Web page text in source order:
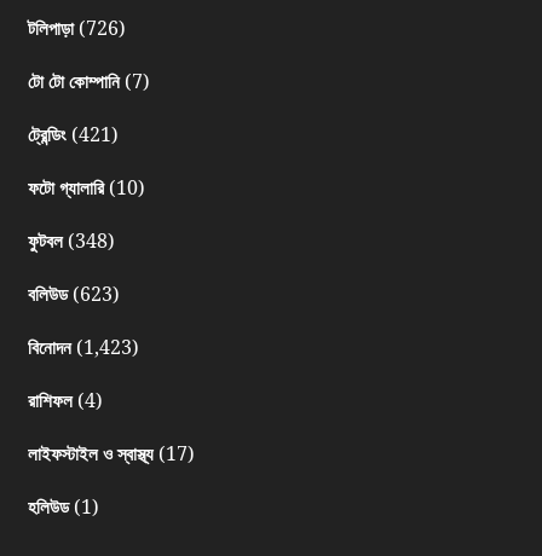
টলিপাড়া(726)
টো টো কোম্পানি(7)
ট্রেন্ডিং(421)
ফটো গ্যালারি(10)
ফুটবল(348)
বলিউড(623)
বিনোদন(1,423)
রাশিফল(4)
লাইফস্টাইল ও স্বাস্থ্য(17)
হলিউড(1)